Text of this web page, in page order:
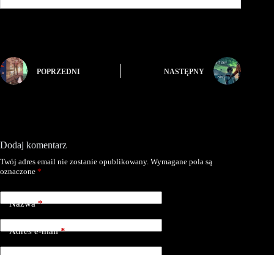
POPRZEDNI NASTĘPNY
Dodaj komentarz
Twój adres email nie zostanie opublikowany. Wymagane pola są
oznaczone *
Nazwa*
Adres e-mail*